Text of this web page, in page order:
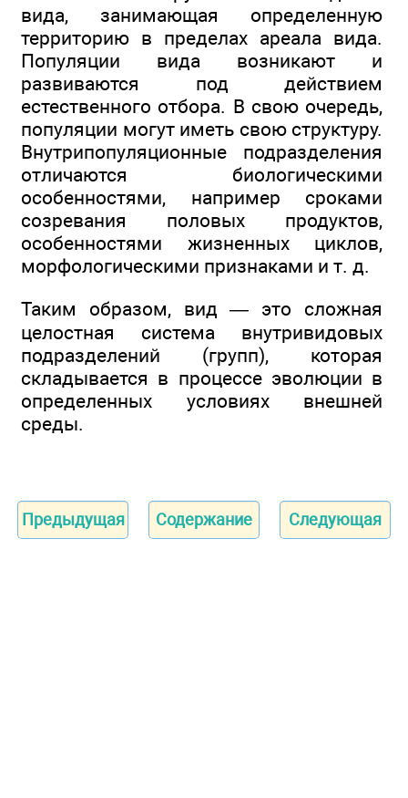
вида, занимающая определенную
территорию в пределах ареала вида.
Популяции вида возникают и
развиваются под действием
естественного отбора. В свою очередь,
популяции могут иметь свою структуру.
Внутрипопуляционные подразделения
отличаются биологическими
особенностями, например сроками
созревания половых продуктов,
особенностями жизненных циклов,
морфологическими признаками и т. д.
Таким образом, вид — это сложная
целостная система внутривидовых
подразделений (групп), которая
складывается в процессе эволюции в
определенных условиях внешней
среды.
Предыдущая Содержание Следующая